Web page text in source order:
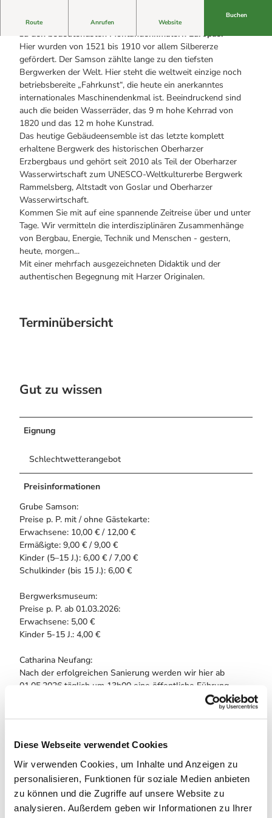
Diese Webseite verwendet Cookies
Wir verwenden Cookies, um Inhalte und Anzeigen zu
personalisieren, Funktionen für soziale Medien anbieten
zu können und die Zugriffe auf unsere Website zu
analysieren. Außerdem geben wir Informationen zu Ihrer
Sicherheit am Berg: Wie die Bergwacht im Harz hilft
Bauer Neigenfindt in Sankt Andreasberg im Harz
Bogenschiessen in Hohegeiss
Noch lange nicht Schicht im Schacht
Die Eisflüsterer: Harzer Falken
Wanderführer Jörg Kühnhold
Eure Reise-Infos
Alle Infos auf einen Blick
Webcams
Informationen für Gastgeberinnen
Kulinarik
Einkaufen
Webcams
Route Anrufen Website
Buchen
Das Bergwerk Grube Samson in Sankt Andreasberg zählt
zu den bedeutendsten Montandenkmälern Europas.
Hier wurden von 1521 bis 1910 vor allem Silbererze
gefördert. Der Samson zählte lange zu den tiefsten
Bergwerken der Welt. Hier steht die weltweit einzige noch
betriebsbereite „Fahrkunst“, die heute ein anerkanntes
internationales Maschinendenkmal ist. Beeindruckend sind
auch die beiden Wasserräder, das 9 m hohe Kehrrad von
1820 und das 12 m hohe Kunstrad.
Das heutige Gebäudeensemble ist das letzte komplett
erhaltene Bergwerk des historischen Oberharzer
Erzbergbaus und gehört seit 2010 als Teil der Oberharzer
Wasserwirtschaft zum UNESCO-Weltkulturerbe Bergwerk
Rammelsberg, Altstadt von Goslar und Oberharzer
Wasserwirtschaft.
Kommen Sie mit auf eine spannende Zeitreise über und unter
Tage. Wir vermitteln die interdisziplinären Zusammenhänge
von Bergbau, Energie, Technik und Menschen - gestern,
heute, morgen...
Mit einer mehrfach ausgezeichneten Didaktik und der
authentischen Begegnung mit Harzer Originalen.
Terminübersicht
Gut zu wissen
Eignung
Schlechtwetterangebot
Preisinformationen
Grube Samson:
Preise p. P. mit / ohne Gästekarte:
Erwachsene: 10,00 € / 12,00 €
Ermäßigte: 9,00 € / 9,00 €
Kinder (5–15 J.): 6,00 € / 7,00 €
Schulkinder (bis 15 J.): 6,00 €
Bergwerksmuseum:
Preise p. P. ab 01.03.2026:
Erwachsene: 5,00 €
Kinder 5-15 J.: 4,00 €
Catharina Neufang:
Nach der erfolgreichen Sanierung werden wir hier ab
01.05.2026 täglich um 13h00 eine öffentliche Führung
Individuelle Termine sind hier wie auch für die Grube
Erwachsene: 7,00 € / 8,00 €
Ermäßigte: 6,00 € / 6,00 €
Kinder (10–15 J.): 5,00 € / 6,00 €
Autor:in